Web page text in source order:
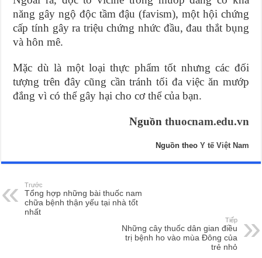
năng gây ngộ độc tầm đậu (favism), một hội chứng
cấp tính gây ra triệu chứng nhức đầu, đau thắt bụng
và hôn mê.
Mặc dù là một loại thực phẩm tốt nhưng các đối
tượng trên đây cũng cần tránh tối đa việc ăn mướp
đắng vì có thể gây hại cho cơ thể của bạn.
Nguồn thuocnam.edu.vn
Nguồn theo Y tế Việt Nam
Trước
Tổng hợp những bài thuốc nam
chữa bệnh thận yếu tại nhà tốt
nhất
Tiếp
Những cây thuốc dân gian điều
trị bệnh ho vào mùa Đông của
trẻ nhỏ